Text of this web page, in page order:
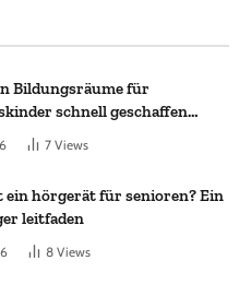
Bildungsräume für
schnell geschaffen
7 Views
ein hörgerät für senioren? Ein
leitfaden
8 Views